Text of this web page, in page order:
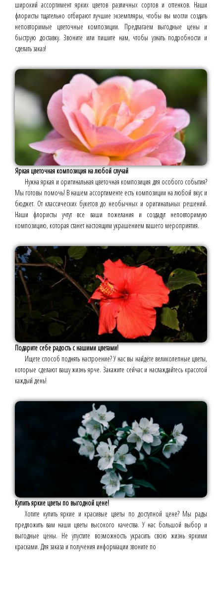
широкий ассортимент ярких цветов различных сортов и оттенков. Наши
флористы тщательно отбирают лучшие экземпляры, чтобы вы могли создать
неповторимые цветочные композиции. Предлагаем выгодные цены и
быструю доставку. Звоните или пишите нам, чтобы узнать подробности и
сделать заказ!
Яркая цветочная композиция на любой случай
Нужна яркая и оригинальная цветочная композиция для особого события?
Мы готовы помочь! В нашем ассортименте есть композиции на любой вкус и
бюджет. От классических букетов до необычных и оригинальных решений.
Наши флористы учтут все ваши пожелания и создадут неповторимую
композицию, которая станет настоящим украшением вашего мероприятия.
Подарите себе радость с нашими цветами!
Ищете способ поднять настроение? У нас вы найдёте великолепные цветы,
которые сделают вашу жизнь ярче. Закажите сейчас и наслаждайтесь красотой
каждый день!
Купить яркие цветы по выгодной цене!
Хотите купить яркие и красивые цветы по доступной цене? Мы рады
предложить вам наши цветы высокого качества. У нас большой выбор и
выгодные цены. Не упустите возможность украсить свою жизнь яркими
красками. Для заказа и получения информации звоните по